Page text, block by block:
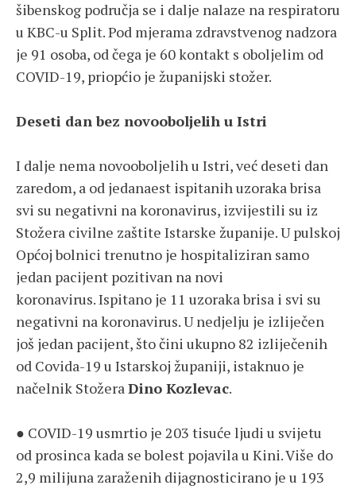
šibenskog područja se i dalje nalaze na respiratoru
u KBC-u Split. Pod mjerama zdravstvenog nadzora
je 91 osoba, od čega je 60 kontakt s oboljelim od
COVID-19, priopćio je županijski stožer.
Deseti dan bez novooboljelih u Istri
I dalje nema novooboljelih u Istri, već deseti dan
zaredom, a od jedanaest ispitanih uzoraka brisa
svi su negativni na koronavirus, izvijestili su iz
Stožera civilne zaštite Istarske županije. U pulskoj
Općoj bolnici trenutno je hospitaliziran samo
jedan pacijent pozitivan na novi
koronavirus. Ispitano je 11 uzoraka brisa i svi su
negativni na koronavirus. U nedjelju je izliječen
još jedan pacijent, što čini ukupno 82 izliječenih
od Covida-19 u Istarskoj županiji, istaknuo je
načelnik StožeraDino Kozlevac.
● COVID-19 usmrtio je 203 tisuće ljudi u svijetu
od prosinca kada se bolest pojavila u Kini. Više do
2,9 milijuna zaraženih dijagnosticirano je u 193